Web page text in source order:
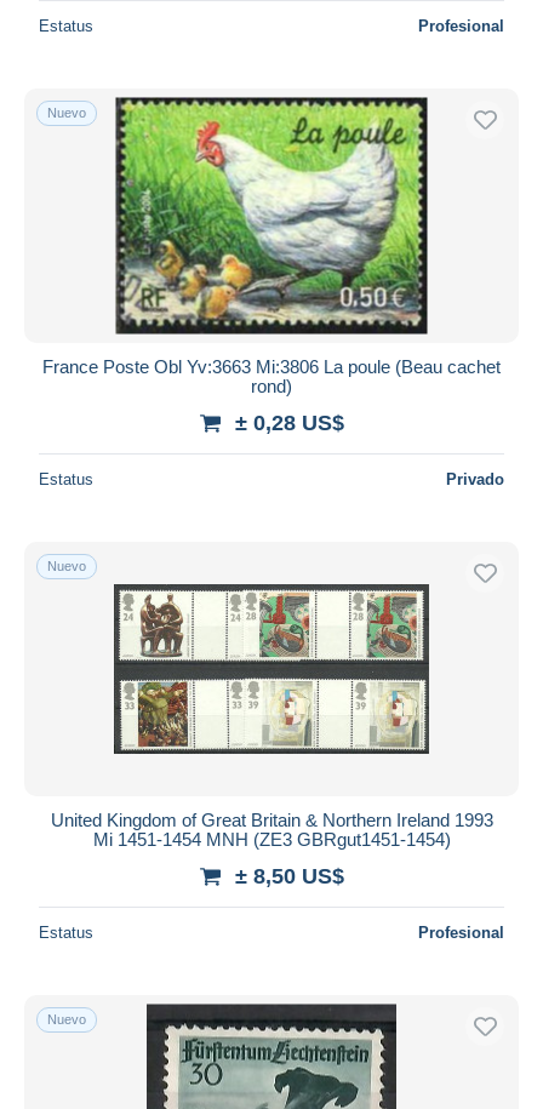
Estatus Profesional
Nuevo
France Poste Obl Yv:3663 Mi:3806 La poule (Beau cachet
rond)
± 0,28 US$
Estatus Privado
Nuevo
United Kingdom of Great Britain & Northern Ireland 1993
Mi 1451-1454 MNH (ZE3 GBRgut1451-1454)
± 8,50 US$
Estatus Profesional
Nuevo